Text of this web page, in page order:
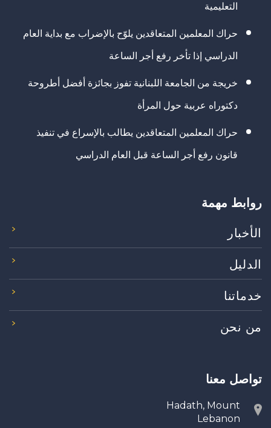
التعليمية
حراك المعلمين المتعاقدين يلوّح بالإضراب مع بداية العام
الدراسي إذا تأخر رفع أجر الساعة
خريجة من الجامعة اللبنانية تفوز بجائزة أفضل أطروحة
دكتوراه عربية حول المرأة
حراك المعلمين المتعاقدين يطالب بالإسراع في تنفيذ
قانون رفع أجر الساعة قبل العام الدراسي
روابط مهمة
الأخبار
الدليل
خدماتنا
من نحن
تواصل معنا
Hadath, Mount
Lebanon